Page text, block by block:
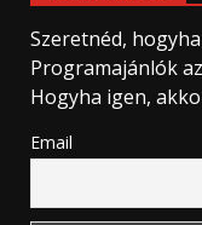
Szeretnéd,
Programajánlók
Hogyha igen,
Email